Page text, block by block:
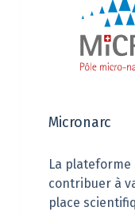
Micronarc
La
contribuer à
place